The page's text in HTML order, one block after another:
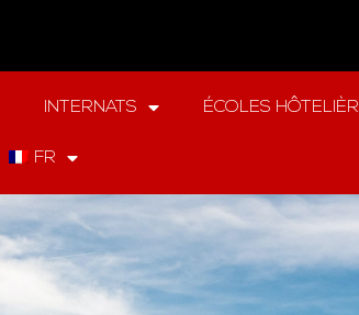
INTERNATS ÉCOLES
FR